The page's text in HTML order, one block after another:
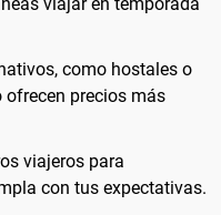
como hostales o
ofrecen precios más
viajeros para
con tus expectativas.